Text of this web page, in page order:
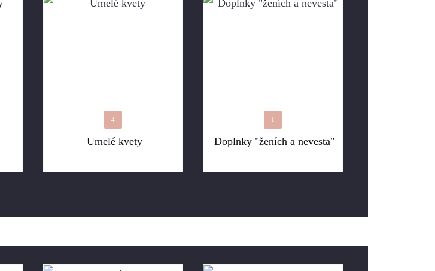
Umelé kvety
4
Doplnky "ženích a nevesta"
1